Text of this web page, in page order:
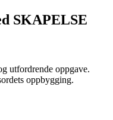
SKAPELSE
utfordrende oppgave.
oppbygging.